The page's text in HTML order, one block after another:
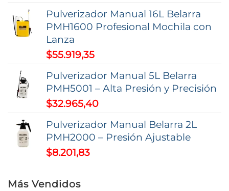
de
producto
Pulverizador Manual 16L Belarra
PMH1600 Profesional Mochila con
Lanza
$55.919,35
Pulverizador Manual 5L Belarra
PMH5001 – Alta Presión y Precisión
$32.965,40
Pulverizador Manual Belarra 2L
PMH2000 – Presión Ajustable
$8.201,83
Más Vendidos